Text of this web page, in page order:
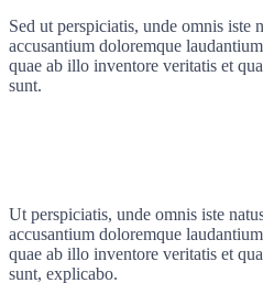
Sed ut perspiciatis, unde omnis iste
accusantium doloremque
quae ab illo inventore veritatis et
sunt.
Ut perspiciatis, unde omnis iste
accusantium doloremque
quae ab illo inventore veritatis et
sunt, explicabo.